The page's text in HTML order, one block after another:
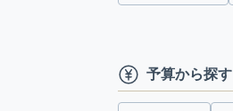
予算から探す